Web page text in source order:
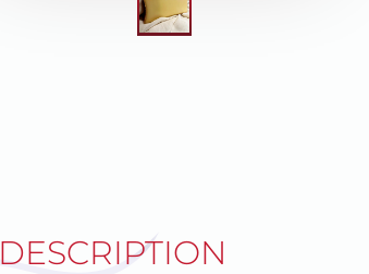
CHARCUTERIES
DESCRIPTION